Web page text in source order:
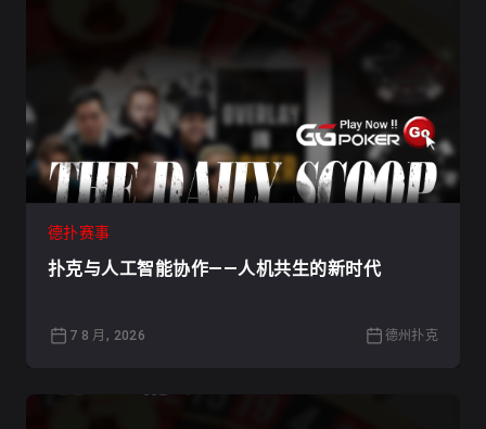
德扑赛事
扑克与人工智能协作——人机共生的新时代
7 8 月, 2026 德州扑克